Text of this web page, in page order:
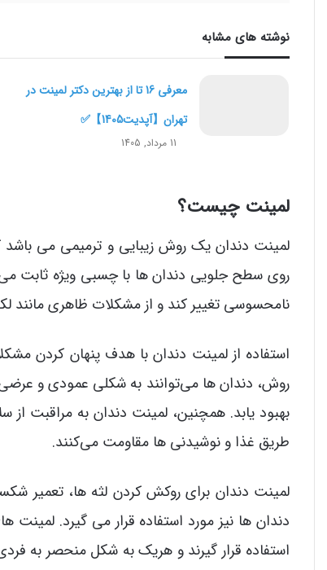
نوشته های مشابه
معرفی 16 تا از بهترین دکتر لمینت در
تهران【آپدیت1405】✅
11 مرداد, 1405
لمینت چیست؟
لمینت دندان یک روش زیبایی و ترمیمی می باشد
روی سطح جلویی دندان ها با چسبی ویژه ثابت
نامحسوسی تغییر کند و از مشکلات ظاهری مانند
استفاده از لمینت دندان با هدف پنهان کردن
روش، دندان ها می‌توانند به شکلی عمودی و عرضی
بهبود یابد. همچنین، لمینت دندان به مراقبت
طریق غذا و نوشیدنی ها مقاومت می‌کنند.
لمینت دندان برای روکش کردن لثه ها، تعمیر
دندان ها نیز مورد استفاده قرار می گیرد.
استفاده قرار گیرند و هریک به شکل منحصر به